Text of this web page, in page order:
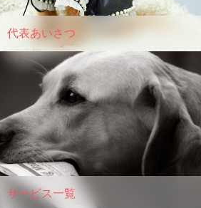
代表あいさつ
サービス一覧